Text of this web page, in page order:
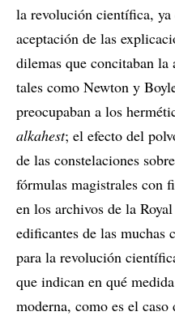
la revolución científica,
aceptación de las
dilemas que concitaban
tales como Newton y
preocupaban a los
alkahest; el efecto del
de las constelaciones
fórmulas magistrales con
en los archivos de la
edificantes de las muchas
para la revolución
que indican en qué
moderna, como es el